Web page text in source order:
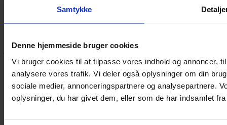
Samtykke
Denne hjemmeside bruger cookies
Vi bruger cookies til at tilpasse vores indhold og annoncer,
analysere vores trafik. Vi deler også oplysninger om din
sociale medier, annonceringspartnere og analysepartnere.
oplysninger, du har givet dem, eller som de har indsamlet
jeg dig på vej.
Vestergade 12 6270, Tønder
60 51 96 50
post@yarneverywear.dk
CVR 43041649